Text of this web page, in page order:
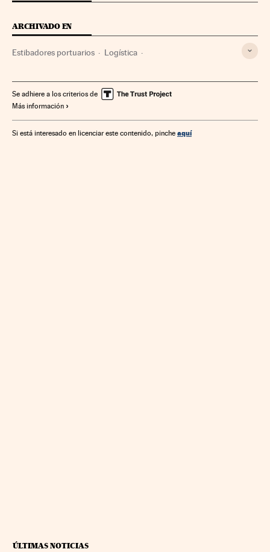
ARCHIVADO EN
Estibadores portuarios Logística
Transporte marítimo Relaciones laborales
Se adhiere a los criterios de
Más información
Si está interesado en licenciar este contenido, pinche aquí
ÚLTIMAS NOTICIAS